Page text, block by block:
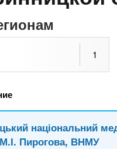
1
національний
М.І. Пирогова, ВНМУ